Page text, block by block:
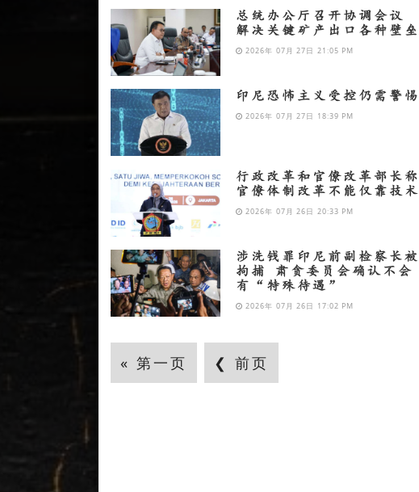
总统办公厅召开协调会议
解决关键矿产出口各种壁垒
2026年 07月 27日 21:05 PM
印尼恐怖主义受控仍需警惕
2026年 07月 27日 18:39 PM
行政改革和官僚改革部长称
官僚体制改革不能仅靠技术
2026年 07月 26日 20:33 PM
涉洗钱罪印尼前副检察长被
拘捕 肃贪委员会确认不会
有“特殊待遇”
2026年 07月 26日 17:02 PM
« 第一页 ❮ 前页